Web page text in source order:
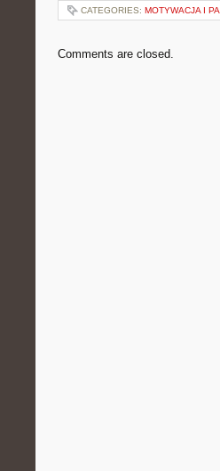
CATEGORIES: MOTYWACJA I
Comments are closed.